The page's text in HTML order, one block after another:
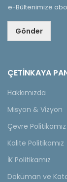
e-Bültenimize
Gönder
ÇETINKAYA
Hakkımızda
Misyon & Vizyon
Çevre Politikamız
Kalite Politikamız
İK Politikamız
Döküman ve